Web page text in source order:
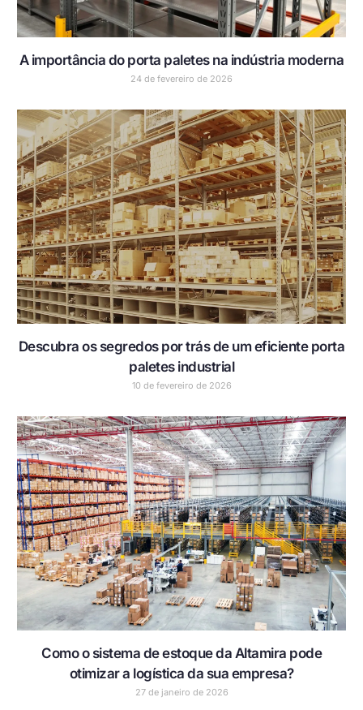
A importância do porta paletes na indústria moderna
24 de fevereiro de 2026
Descubra os segredos por trás de um eficiente porta
paletes industrial
10 de fevereiro de 2026
Como o sistema de estoque da Altamira pode
otimizar a logística da sua empresa?
27 de janeiro de 2026